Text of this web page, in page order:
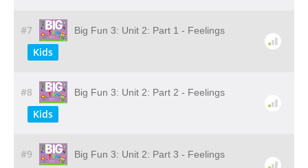
#7 Big Fun 3: Unit 2: Part 1 - Feelings
Kids
#8 Big Fun 3: Unit 2: Part 2 - Feelings
Kids
#9 Big Fun 3: Unit 2: Part 3 - Feelings